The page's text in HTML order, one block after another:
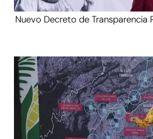
Nuevo Decreto de Transparencia